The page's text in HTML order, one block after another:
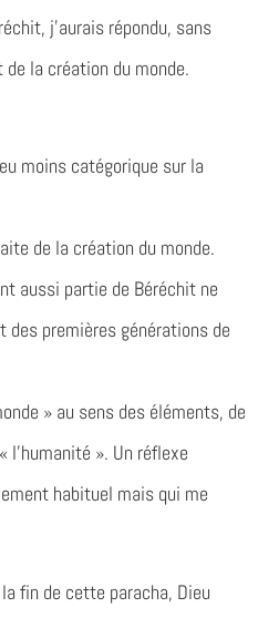
j’aurais répondu, sans
la création du monde.
moins catégorique sur la
de la création du monde.
aussi partie de Béréchit ne
des premières générations de
» au sens des éléments, de
l’humanité ». Un réflexe
habituel mais qui me
fin de cette paracha, Dieu